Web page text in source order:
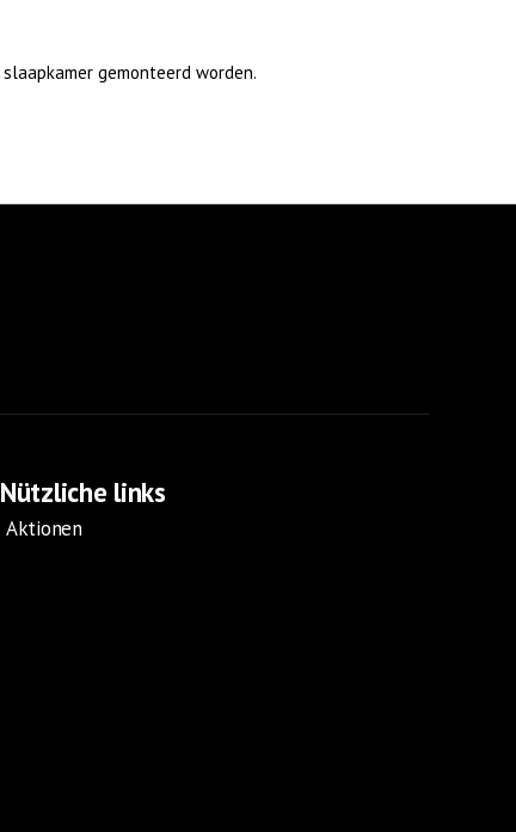
gemonteerd worden.
Nützliche links
Aktionen